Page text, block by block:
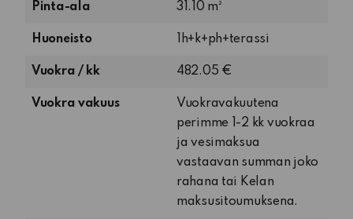
Pinta-ala 31.10 m²
Huoneisto 1h+k+ph+terassi
1
keittiö,
pesuhuone
Vuokra / kk 482.05 €
Vuokra vakuus
Vuokravakuutena
perimme 1-2 kk vuokraa
ja vesimaksua
vastaavan summan joko
rahana tai Kelan
maksusitoumuksena.